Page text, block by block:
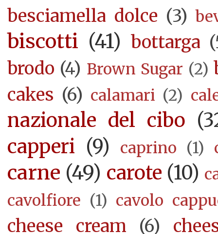
besciamella dolce (3)
biscotti (41) bottarga
brodo (4) Brown Sugar (2)
cakes (6) calamari (2)
nazionale del cibo
capperi (9) caprino (1)
carne (49) carote (10)
cavolfiore (1) cavolo
cheese cream (6)